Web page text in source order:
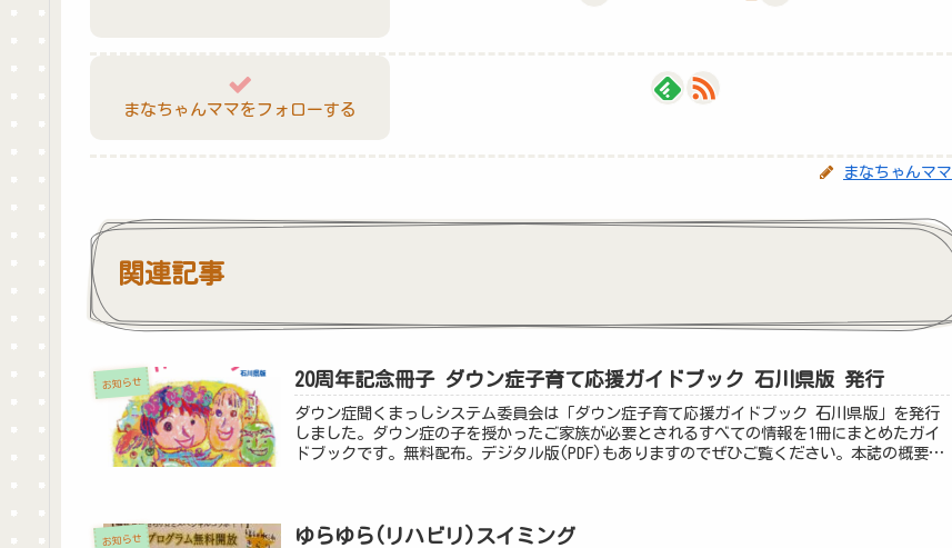
まなちゃんママをフォローする
まなちゃんママ
関連記事
お知らせ 20周年記念冊子 ダウン症子育て応援ガイドブック 石川県版 発行
ダウン症聞くまっしシステム委員会は「ダウン症子育て応援ガイドブック 石川県版」を発行
しました。ダウン症の子を授かったご家族が必要とされるすべての情報を1冊にまとめたガイ
ドブックです。無料配布。デジタル版(PDF)もありますのでぜひご覧ください。本誌の概要・
お知らせ ゆらゆら(リハビリ)スイミング